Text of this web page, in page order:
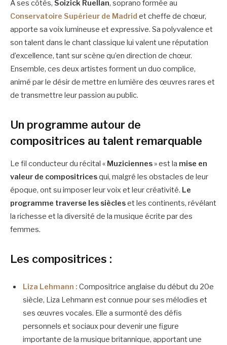
À ses côtés, Soizick Ruellan, soprano formée au
Conservatoire Supérieur de Madrid et cheffe de chœur,
apporte sa voix lumineuse et expressive. Sa polyvalence et
son talent dans le chant classique lui valent une réputation
d’excellence, tant sur scène qu’en direction de chœur.
Ensemble, ces deux artistes forment un duo complice,
animé par le désir de mettre en lumière des œuvres rares et
de transmettre leur passion au public.
Un programme autour de
compositrices au talent remarquable
Le fil conducteur du récital « Muziciennes» est la mise en
valeur de compositricesqui, malgré les obstacles de leur
époque, ont su imposer leur voix et leur créativité. Le
programme traverse les siècleset les continents, révélant
la richesse et la diversité de la musique écrite par des
femmes.
Les compositrices :
Liza Lehmann : Compositrice anglaise du début du 20e
siècle, Liza Lehmann est connue pour ses mélodies et
ses œuvres vocales. Elle a surmonté des défis
personnels et sociaux pour devenir une figure
importante de la musique britannique, apportant une